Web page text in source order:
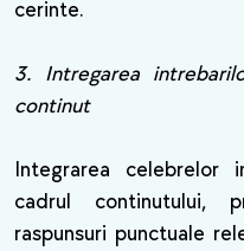
cerinte.
3. Intregarea
continut
Integrarea celebrelor
cadrul continutului,
raspunsuri punctuale